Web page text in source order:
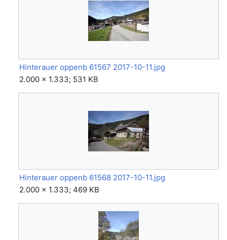
Hinterauer oppenb 61567 2017-10-11.jpg
2.000 × 1.333; 531 KB
Hinterauer oppenb 61568 2017-10-11.jpg
2.000 × 1.333; 469 KB